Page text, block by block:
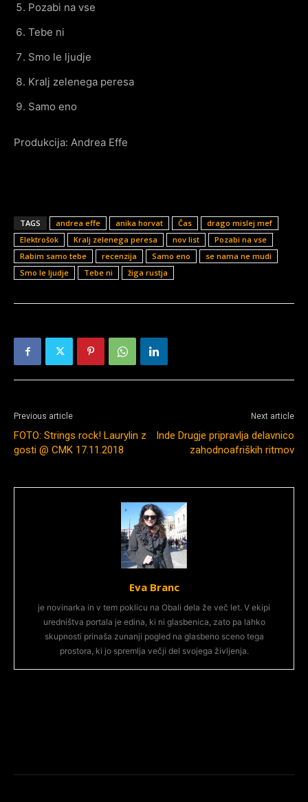
Pozabi na vse
Tebe ni
Smo le ljudje
Kralj zelenega peresa
Samo eno
Produkcija: Andrea Effe
TAGS andrea effe anika horvat Čas
drago mislej mef
Elektrošok
Kralj zelenega peresa nov list
Pozabi na vse
Rabim samo tebe
recenzija Samo eno
se nama ne mudi
Smo le ljudje
Tebe ni žiga rustja
Previous article
FOTO: Strings rock! Laurylin z
gosti @ CMK 17.11.2018
Next article
Inde Drugje pripravlja delavnico
zahodnoafriških ritmov
Eva Branc
je novinarka in v tem poklicu na Obali dela že več let. V ekipi
uredništva portala je edina, ki ni glasbenica, zato pa lahko
skupnosti prinaša zunanji pogled na glasbeno sceno tega
prostora, ki jo spremlja večji del svojega življenja.